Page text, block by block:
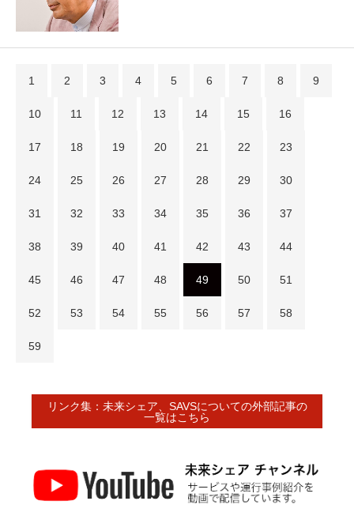
1 2 3 4 5 6 7 8 9
10 11 12 13 14 15 16
17 18 19 20 21 22 23
24 25 26 27 28 29 30
31 32 33 34 35 36 37
38 39 40 41 42 43 44
45 46 47 48 49 50 51
52 53 54 55 56 57 58
59
リンク集：未来シェア、SAVSについての外部記事の
一覧はこちら